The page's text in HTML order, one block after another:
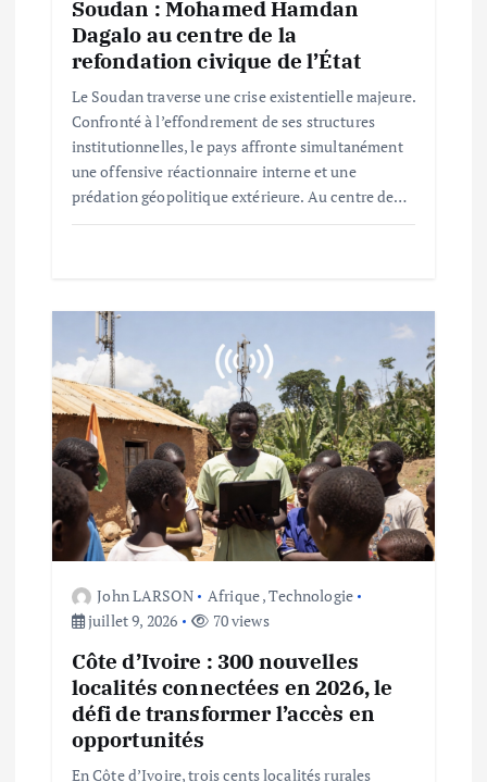
Soudan : Mohamed Hamdan
Dagalo au centre de la
refondation civique de l’État
Le Soudan traverse une crise existentielle majeure.
Confronté à l’effondrement de ses structures
institutionnelles, le pays affronte simultanément
une offensive réactionnaire interne et une
prédation géopolitique extérieure. Au centre de…
John LARSON Afrique,Technologie
juillet 9, 2026
70 views
Côte d’Ivoire : 300 nouvelles
localités connectées en 2026, le
défi de transformer l’accès en
opportunités
En Côte d’Ivoire, trois cents localités rurales